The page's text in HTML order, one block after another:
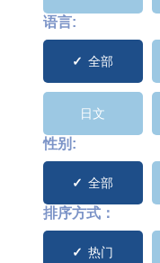
语言:
全部
日文
性别:
全部
排序方式：
热门